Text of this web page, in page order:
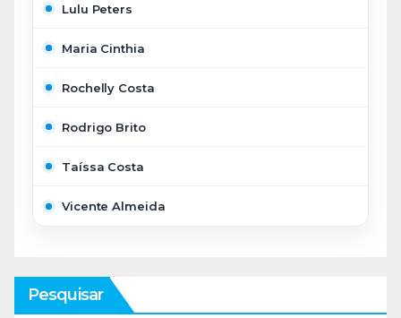
Lulu Peters
Maria Cinthia
Rochelly Costa
Rodrigo Brito
Taíssa Costa
Vicente Almeida
Pesquisar